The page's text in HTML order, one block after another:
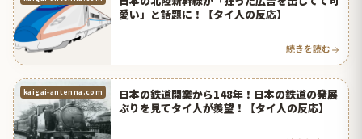
愛い」と話題に！【タイ人の反応】
続きを読む
kaigai-antenna.com
日本の鉄道開業から148年！日本の鉄道の発展
ぶりを見てタイ人が羨望！【タイ人の反応】